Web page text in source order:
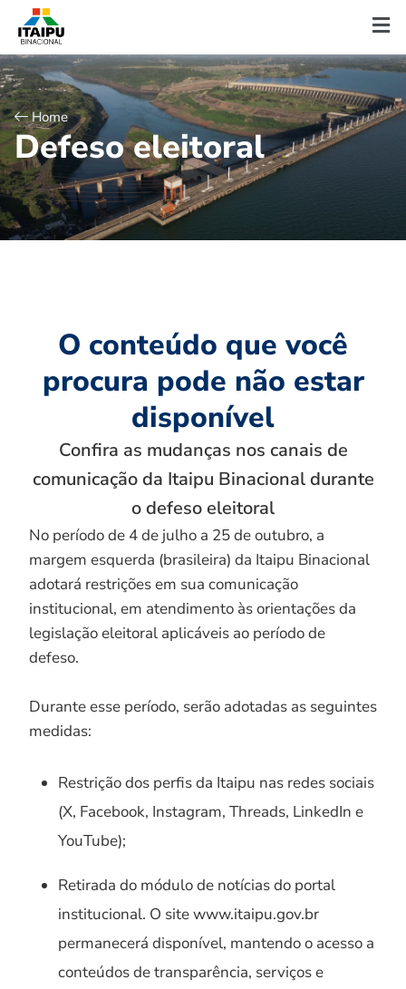
Home
Defeso eleitoral
O conteúdo que você
procura pode não estar
disponível
Confira as mudanças nos canais de
comunicação da Itaipu Binacional durante
o defeso eleitoral
No período de 4 de julho a 25 de outubro, a
margem esquerda (brasileira) da Itaipu Binacional
adotará restrições em sua comunicação
institucional, em atendimento às orientações da
legislação eleitoral aplicáveis ao período de
defeso.
Durante esse período, serão adotadas as seguintes
medidas:
Restrição dos perfis da Itaipu nas redes sociais
(X, Facebook, Instagram, Threads, LinkedIn e
YouTube);
Retirada do módulo de notícias do portal
institucional. O site www.itaipu.gov.br
permanecerá disponível, mantendo o acesso a
conteúdos de transparência, serviços e